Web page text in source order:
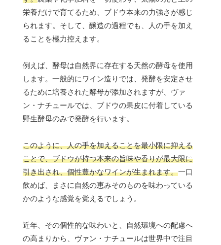
栄養だけで育てるため、ブドウ本来の力強さが感じ
られます。そして、醸造の過程でも、人の手を加え
ることを極力控えます。
例えば、酵母は自然界に存在する天然の酵母を使用
します。一般的にワイン造りでは、発酵を安定させ
るために培養された酵母が添加されますが、ヴァ
ン・ナチュールでは、ブドウの果皮に付着している
野生酵母のみで発酵を行います。
このように、人の手を加えることを最小限に抑える
ことで、ブドウが持つ本来の旨味や香りが最大限に
引き出され、個性豊かなワインが生まれます。一口
飲めば、まさに自然の恵みそのものを味わっている
かのような感覚を覚えるでしょう。
近年、その個性的な味わいと、自然環境への配慮へ
の高まりから、ヴァン・ナチュールは世界中で注目